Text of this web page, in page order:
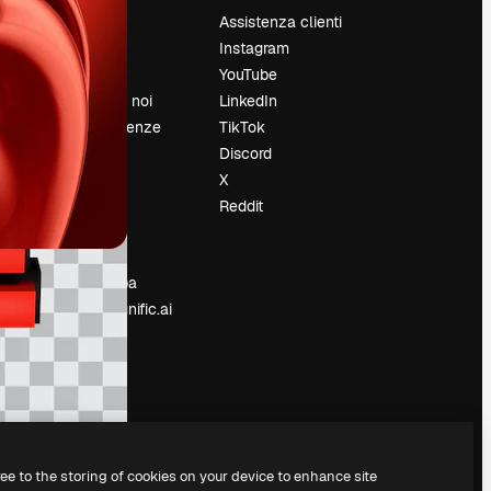
Prezzi
Chi siamo
Recensioni
Lavora con noi
Cerca tendenze
Eventi
Slidesgo
Vendi i tuoi
Sala stampa
Cerchi magnific.ai
Assistenza clienti
Instagram
YouTube
LinkedIn
TikTok
Discord
X
Reddit
to the storing of cookies on your device to enhance site